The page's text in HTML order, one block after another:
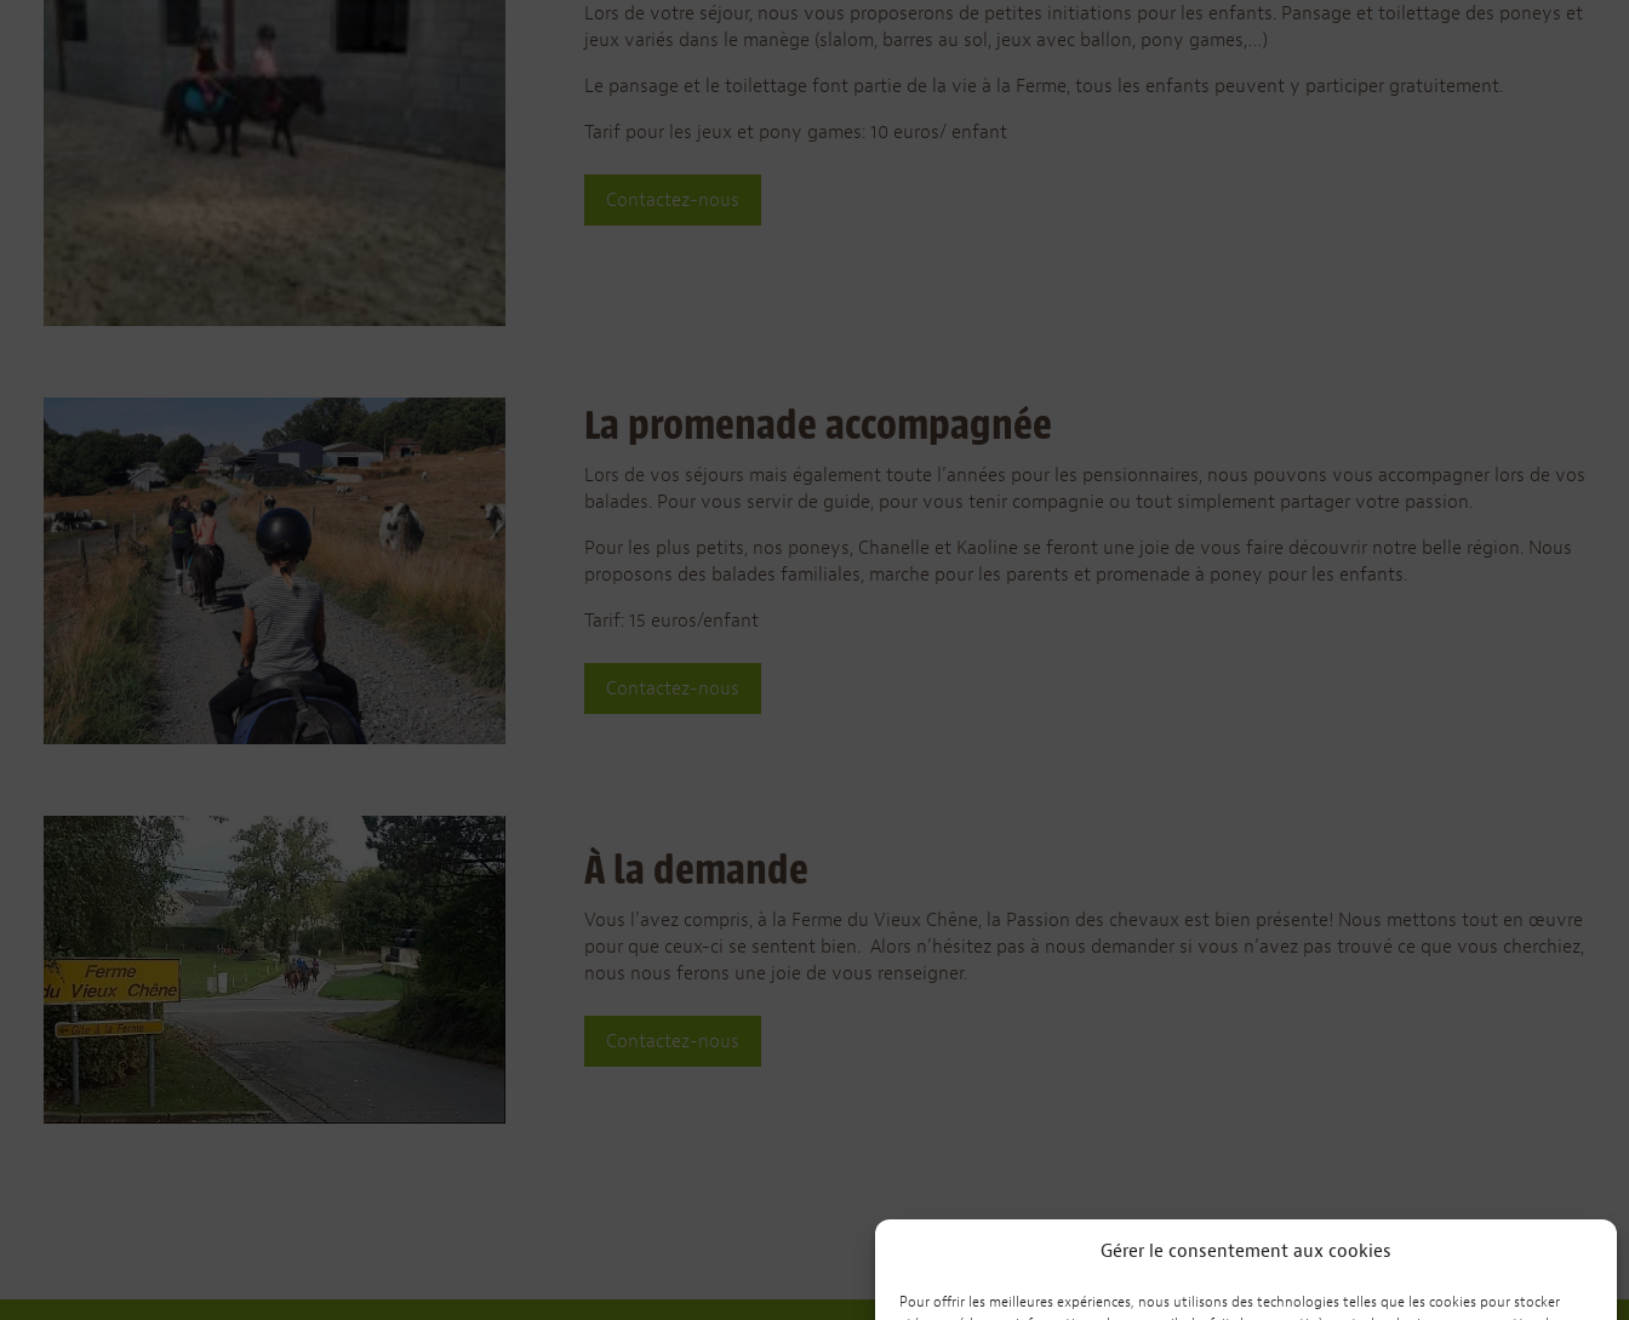
Gérer le consentement aux cookies
Pour offrir les meilleures expériences, nous utilisons des technologies telles que les cookies pour stocker
Lors de votre séjour, nous vous proposerons de petites initiations pour les enfants. Pansage et toilettage des poneys et
jeux variés dans le manège (slalom, barres au sol, jeux avec ballon, pony games,…)
Le pansage et le toilettage font partie de la vie à la Ferme, tous les enfants peuvent y participer gratuitement.
Tarif pour les jeux et pony games: 10 euros/ enfant
Contactez-nous
La promenade accompagnée
Lors de vos séjours mais également toute l’années pour les pensionnaires, nous pouvons vous accompagner lors de vos
balades. Pour vous servir de guide, pour vous tenir compagnie ou tout simplement partager votre passion.
Pour les plus petits, nos poneys, Chanelle et Kaoline se feront une joie de vous faire découvrir notre belle région. Nous
proposons des balades familiales, marche pour les parents et promenade à poney pour les enfants.
Tarif: 15 euros/enfant
Contactez-nous
À la demande
Vous l’avez compris, à la Ferme du Vieux Chêne, la Passion des chevaux est bien présente! Nous mettons tout en œuvre
pour que ceux-ci se sentent bien. Alors n’hésitez pas à nous demander si vous n’avez pas trouvé ce que vous cherchiez,
nous nous ferons une joie de vous renseigner.
Contactez-nous